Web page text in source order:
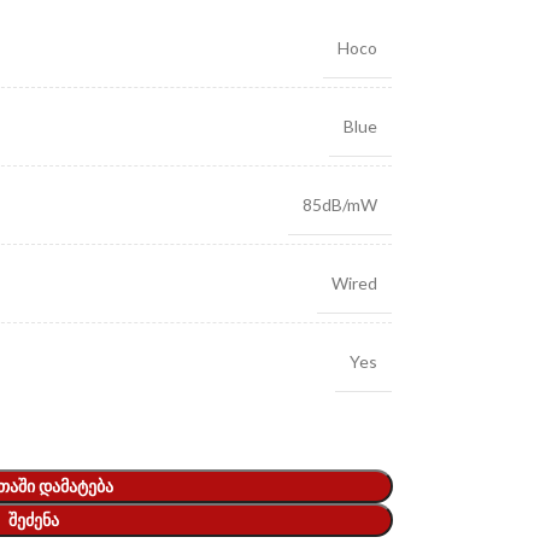
Hoco
Blue
85dB/mW
Wired
Yes
ᲓᲐᲛᲐᲢᲔᲑᲐ
ᲨᲔᲫᲔᲜᲐ